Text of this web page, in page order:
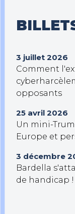
3 juillet 2026
Comment
opposants
25 avril 2026
Un mini-
Europe et
3 décembre
Bardella
de handicap !